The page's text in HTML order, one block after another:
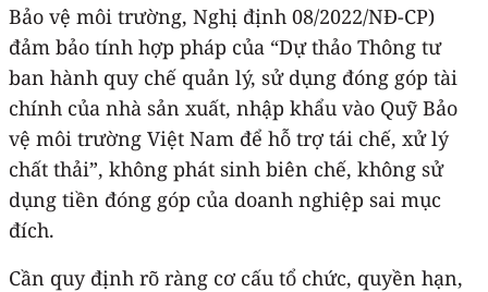
Bảo vệ môi trường, Nghị định 08/2022/NĐ-CP)
đảm bảo tính hợp pháp của “Dự thảo Thông tư
ban hành quy chế quản lý, sử dụng đóng góp tài
chính của nhà sản xuất, nhập khẩu vào Quỹ Bảo
vệ môi trường Việt Nam để hỗ trợ tái chế, xử lý
chất thải”, không phát sinh biên chế, không sử
dụng tiền đóng góp của doanh nghiệp sai mục
đích.
Cần quy định rõ ràng cơ cấu tổ chức, quyền hạn,